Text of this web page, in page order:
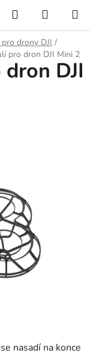
Hledat
KOŠÍK
drony DJI /
pro dron DJI Mini 2
nasadí na konce
DJI